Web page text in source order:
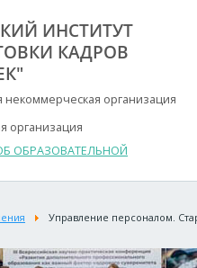
ИНСТИТУТ
КАДРОВ
некоммерческая организация
организация
ОБРАЗОВАТЕЛЬНОЙ
Управление персоналом.